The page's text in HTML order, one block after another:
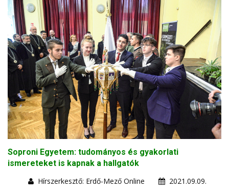
Soproni Egyetem: tudományos és gyakorlati
ismereteket is kapnak a hallgatók
Hírszerkesztő: Erdő-Mező Online
2021.09.09.